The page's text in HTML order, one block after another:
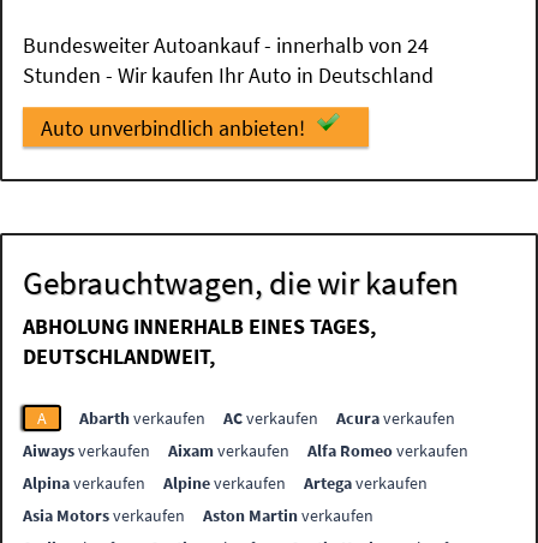
Bundesweiter Autoankauf - innerhalb von 24
Stunden - Wir kaufen Ihr Auto in Deutschland
Auto unverbindlich anbieten!
Gebrauchtwagen, die wir kaufen
ABHOLUNG INNERHALB EINES TAGES,
DEUTSCHLANDWEIT,
A Abarthverkaufen ACverkaufen Acuraverkaufen
Aiwaysverkaufen Aixamverkaufen Alfa Romeoverkaufen
Alpinaverkaufen Alpineverkaufen Artegaverkaufen
Asia Motorsverkaufen Aston Martinverkaufen